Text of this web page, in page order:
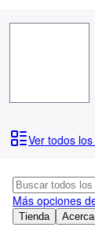
Consultar mis
Libros antiguos
Arte y
Vendedores
Comenzar a
Ver todos
Tienda
Más opciones